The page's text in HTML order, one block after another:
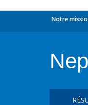
Notre